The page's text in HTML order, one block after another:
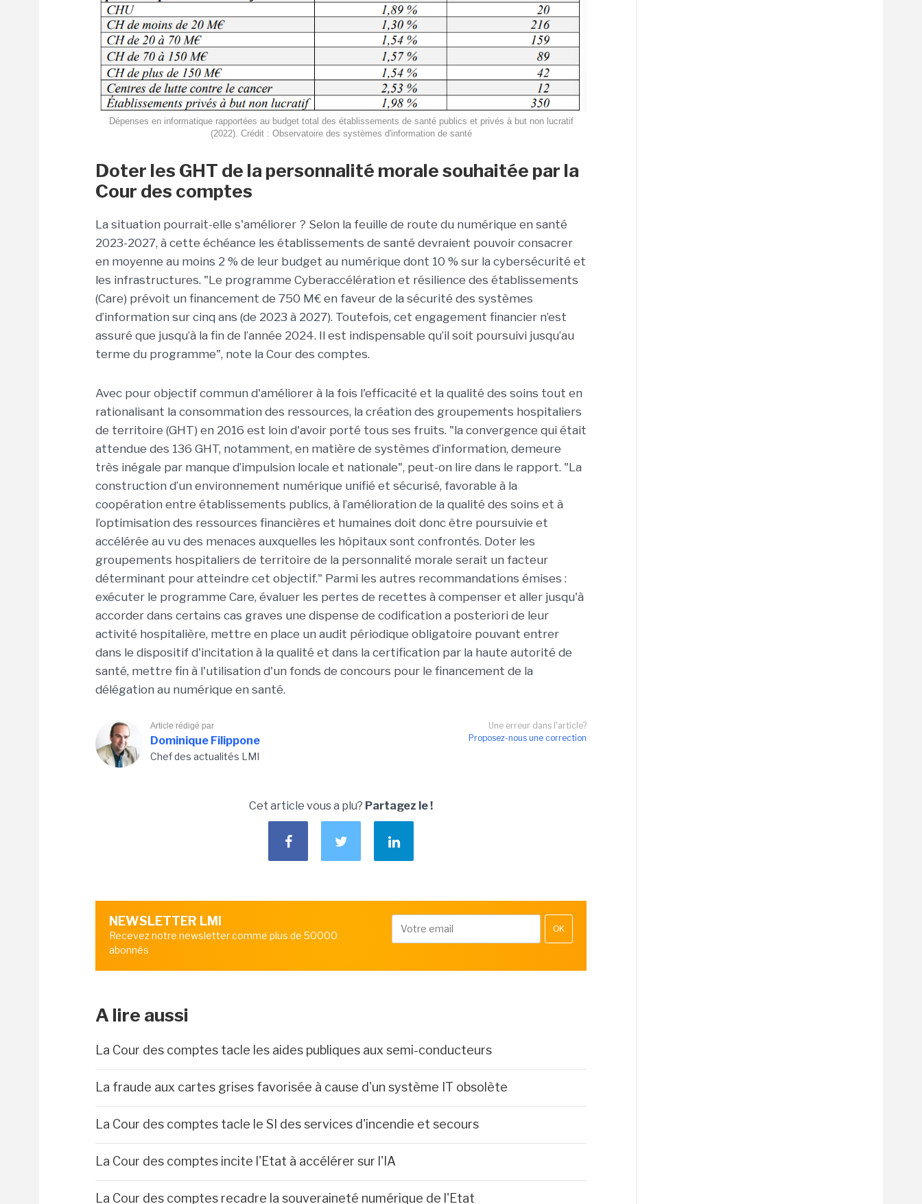
Dépenses en informatique rapportées au budget total des établissements de santé publics et privés à but non lucratif
(2022). Crédit : Observatoire des systèmes d'information de santé
Doter les GHT de la personnalité morale souhaitée par la
Cour des comptes
La situation pourrait-elle s'améliorer ? Selon la feuille de route du numérique en santé
2023-2027, à cette échéance les établissements de santé devraient pouvoir consacrer
en moyenne au moins 2 % de leur budget au numérique dont 10 % sur la cybersécurité et
les infrastructures. "Le programme Cyberaccélération et résilience des établissements
(Care) prévoit un financement de 750 M€ en faveur de la sécurité des systèmes
d’information sur cinq ans (de 2023 à 2027). Toutefois, cet engagement financier n’est
assuré que jusqu’à la fin de l’année 2024. Il est indispensable qu’il soit poursuivi jusqu’au
terme du programme", note la Cour des comptes.
Avec pour objectif commun d'améliorer à la fois l'efficacité et la qualité des soins tout en
rationalisant la consommation des ressources, la création des groupements hospitaliers
de territoire (GHT) en 2016 est loin d'avoir porté tous ses fruits. "la convergence qui était
attendue des 136 GHT, notamment, en matière de systèmes d’information, demeure
très inégale par manque d’impulsion locale et nationale", peut-on lire dans le rapport. "La
construction d’un environnement numérique unifié et sécurisé, favorable à la
coopération entre établissements publics, à l’amélioration de la qualité des soins et à
l’optimisation des ressources financières et humaines doit donc être poursuivie et
accélérée au vu des menaces auxquelles les hôpitaux sont confrontés. Doter les
groupements hospitaliers de territoire de la personnalité morale serait un facteur
déterminant pour atteindre cet objectif." Parmi les autres recommandations émises :
exécuter le programme Care, évaluer les pertes de recettes à compenser et aller jusqu'à
accorder dans certains cas graves une dispense de codification a posteriori de leur
activité hospitalière, mettre en place un audit périodique obligatoire pouvant entrer
dans le dispositif d'incitation à la qualité et dans la certification par la haute autorité de
santé, mettre fin à l'utilisation d'un fonds de concours pour le financement de la
délégation au numérique en santé.
Une erreur dans l'article?
Proposez-nous une correction
Article rédigé par
Dominique Filippone
Chef des actualités LMI
Cet article vous a plu? Partagez le !
NEWSLETTER LMI
Recevez notre newsletter comme plus de 50000
abonnés
OK
A lire aussi
La Cour des comptes tacle les aides publiques aux semi-conducteurs
La fraude aux cartes grises favorisée à cause d'un système IT obsolète
La Cour des comptes tacle le SI des services d'incendie et secours
La Cour des comptes incite l'Etat à accélérer sur l'IA
La Cour des comptes recadre la souveraineté numérique de l'Etat